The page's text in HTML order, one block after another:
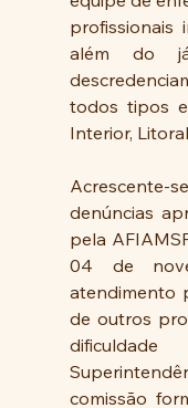
profissionais
além do
todos tipos
Interior,
denúncias
pela
04 de
atendimento
de outros
comissão